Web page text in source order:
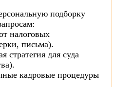
подборку
налоговых
письма).
для суда
кадровые процедуры